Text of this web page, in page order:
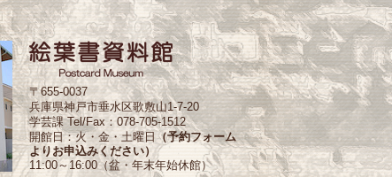
〒655-0037
兵庫県神戸市垂水区歌敷山1-7-20
学芸課 Tel/Fax：078-705-1512
開館日：火・金・土曜日 （予約フォーム
よりお申込みください）
11:00～16:00（盆・年末年始休館）